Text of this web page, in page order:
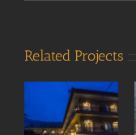
Related Projects